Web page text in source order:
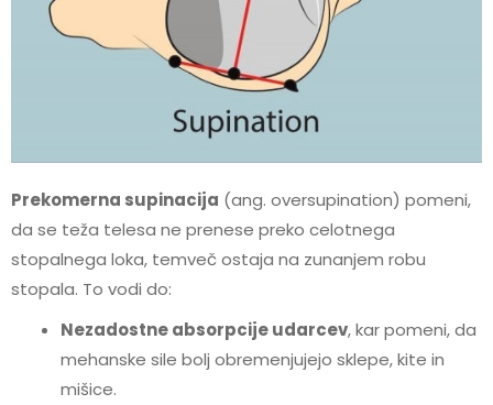
Prekomerna supinacija (ang. oversupination) pomeni,
da se teža telesa ne prenese preko celotnega
stopalnega loka, temveč ostaja na zunanjem robu
stopala. To vodi do:
Nezadostne absorpcije udarcev, kar pomeni, da
mehanske sile bolj obremenjujejo sklepe, kite in
mišice.